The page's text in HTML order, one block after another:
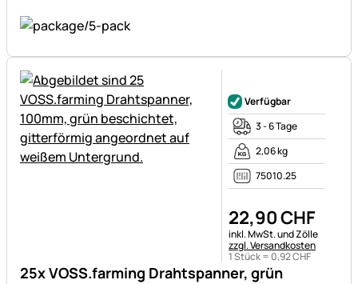
25x VOSS.farming Drahtspanner, grün
Verfügbar
3 - 6 Tage
2,06 kg
75010.25
22,90CHF
Steuerhinweis:
inkl. MwSt. und Zölle
zzgl. Versandkosten
1 Stück = 0,92CHF